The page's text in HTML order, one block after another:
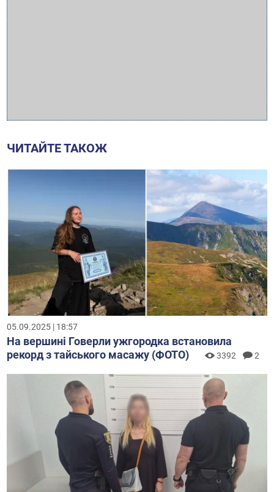
ЧИТАЙТЕ ТАКОЖ
05.09.2025 | 18:57
На вершині Говерли ужгородка встановила
рекорд з тайського масажу (ФОТО)
3392 2